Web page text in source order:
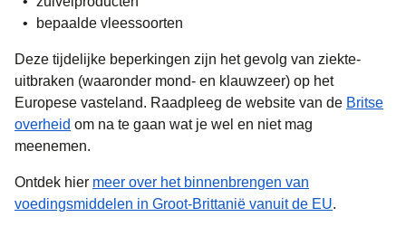
bepaalde vleessoorten
Deze tijdelijke beperkingen zijn het gevolg van ziekte-
uitbraken (waaronder mond- en klauwzeer) op het
Europese vasteland. Raadpleeg de website van de Britse
overheid opent in een nieuwe tab)
om na te gaan wat je wel en niet mag
meenemen.
Ontdek hier meer over het binnenbrengen van
voedingsmiddelen in Groot-Brittanië vanuit de EU.